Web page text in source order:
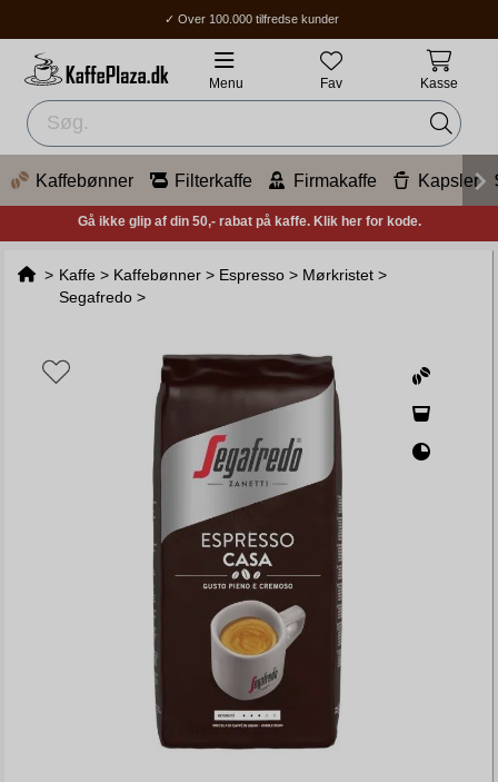
✓ Over 100.000 tilfredse kunder
✓ Gratis fragt over 400 kr.
✓ Hjemmelevering / Ombud: 1-3 hverdage.
Menu Fav Kasse
Kaffebønner Filterkaffe Firmakaffe Kapsler
Gå ikke glip af din 50,- rabat på kaffe. Klik her for kode.
> Kaffe > Kaffebønner > Espresso > Mørkristet >
Segafredo >